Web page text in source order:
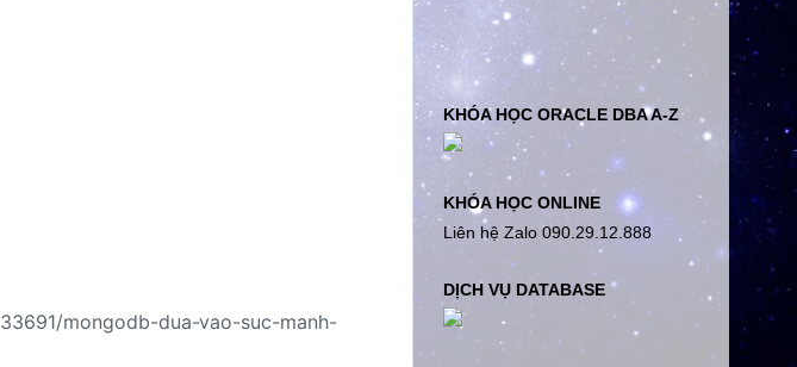
mongodb-dua-vao-suc-manh-
KHÓA HỌC ORACLE DBA A-Z
KHÓA HỌC ONLINE
Liên hệ Zalo 090.29.12.888
DỊCH VỤ DATABASE